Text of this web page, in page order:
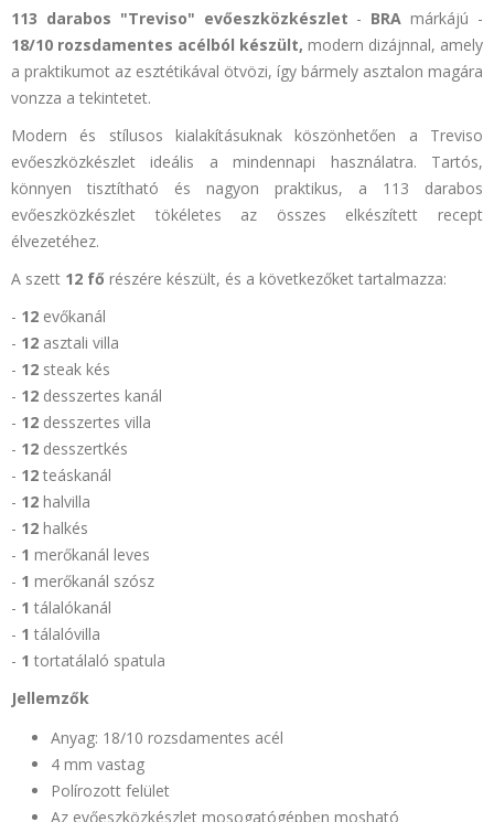
113 darabos "Treviso" evőeszközkészlet - BRA márkájú -
18/10 rozsdamentes acélból készült, modern dizájnnal, amely
a praktikumot az esztétikával ötvözi, így bármely asztalon magára
vonzza a tekintetet.
Modern és stílusos kialakításuknak köszönhetően a Treviso
evőeszközkészlet ideális a mindennapi használatra. Tartós,
könnyen tisztítható és nagyon praktikus, a 113 darabos
evőeszközkészlet tökéletes az összes elkészített recept
élvezetéhez.
A szett 12 fő részére készült, és a következőket tartalmazza:
- 12 evőkanál
- 12 asztali villa
- 12 steak kés
- 12 desszertes kanál
- 12 desszertes villa
- 12 desszertkés
- 12 teáskanál
- 12 halvilla
- 12 halkés
- 1 merőkanál leves
- 1 merőkanál szósz
- 1 tálalókanál
- 1 tálalóvilla
- 1 tortatálaló spatula
Jellemzők
Anyag: 18/10 rozsdamentes acél
4 mm vastag
Polírozott felület
Az evőeszközkészlet mosogatógépben mosható